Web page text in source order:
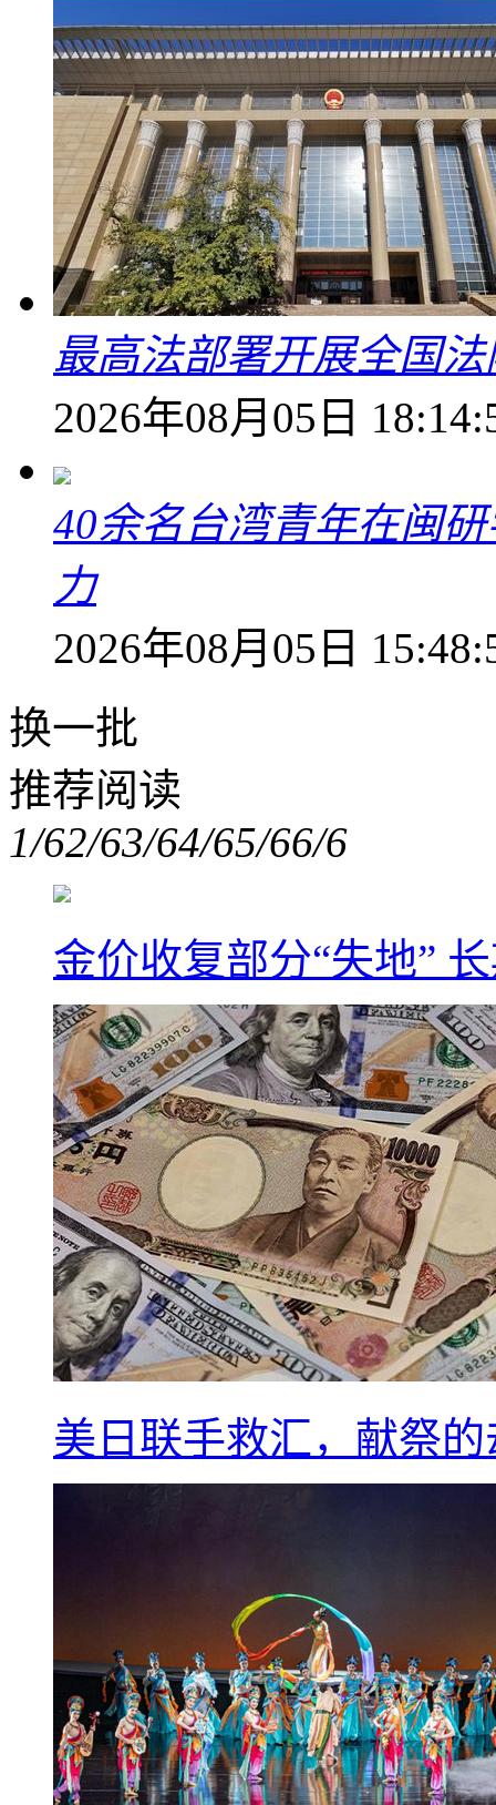
最高法部署开展全国
2026年08月05日
40余名台湾青年在闽
力
2026年08月05日
换一批
推荐阅读
1/62/63/64/65/66/6
金价收复部分“失地”
美日联手救汇，献祭